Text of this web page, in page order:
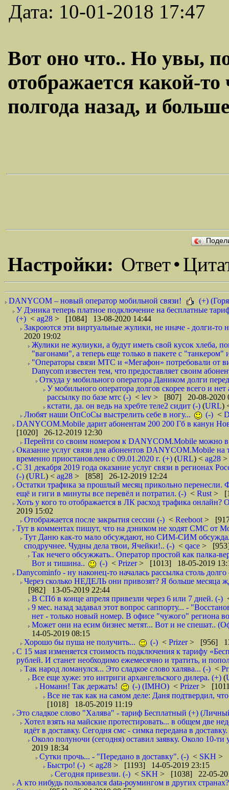
Дата: 10-01-2018 17:47
Вот оно что.. Но увы,
отображается какой-
полгода назад, и
Настройки: Ответ•
DANYCOM – новый оператор мобильной связи!
(+)
У Дэника теперь платное подключение на бесплатные
(+) < ag28 > [1084] 13-08-2020 14:44
Закроются эти виртуальные жулики, не иначе - долги-то
2020 19:02
Жулики не жулиуки, а будут иметь свой кусок хлеба,
"вагонами", а теперь еще только в пакете с
"Операторы связи МТС и «Мегафон» потребовали от
Danycom известен тем, что предоставляет своим
Откуда у мобильного оператора Даником долги
У мобильного оператора долгов скорее всего и
рассылку по базе мтс (-) < lev > [807] 20-08-2020
кстати, да. он ведь на хребте теле2 сидит (-) (URL)
Любят наши ОпСоСы выстрелить себе в ногу...
(-) <
DANYCOM.Mobile дарит абонентам 200 200 Гб в канун
[1020] 26-12-2019 12:30
Перейти со своим номером к DANYCOM.Mobile можно в
Оказание услуг связи для абонентов DANYCOM.Mobile
временно приостановлено с 09.01.2020 г. (+) (URL) < ag28 >
С 31 декабря 2019 года оказание услуг связи в регионах
(-) (URL) < ag28 > [858] 26-12-2019 12:24
Остатки трафика за прошлый месяц прикольно
ещё и гиги в минуты все перевёл и потратил. (-) < Rust >
Хоть у кого то отображается в ЛК расход трафика
2019 15:02
Отображается после закрытия сессии (-) < Reeboot >
Тут в комментах пишут, что на дэником не ходят СМС от
Тут Даню как-то мало обсуждают, но СИМ-СИМ
сподручнее. Чудны дела твои, Ячейки!.. (-) < qace > [953]
Так нечего обсужжать.. Оператор простой как палка-
Вот и тишина..
(-) < Prizer> [1013] 18-05-2019
Danycominfo - ну наконец-то началась рассылка столь
Через сколько НЕДЕЛЬ они привозят? Я больше месяца
[982] 13-05-2019 22:44
В СПб в конце апреля привезли через 6 или 7 дней. (-)
9 мес. назад задавал этот вопрос саппорту... -
нет - только новый номер. В офисе "чужого" региона
Может они на есим бизнес метят... Вот и не спешат..
14-05-2019 08:15
Хорошо бы пуша не получить...
(-) < Prizer> [956]
С 15 мая изменяется стоимость подключения к тарифу
рублей. И станет необходимо ежемесячно и тратить, и
Так народ ломанулся... Это сладкое слово халява... (-) <
Все еще хуже: это интриги архангельского дилера. (+) (
Номанн! Так держать!
(-) (IMHO) < Prizer>
Все не так как на самом деле: Даня подтвердил,
[1018] 18-05-2019 11:19
Это сладкое слово "Халява" - тариф Бесплатный (+)
Хотел взять на майские протестировать... в общем две
идёт в доставку. Сегодня смс - симка передана в
Около полуночи (сегодня) оставил заявку. Около 10-ти
2019 18:34
Сутки прочь... - "Передано в доставку". (-) < SKH >
Быстро! (-) < ag28 > [1193] 14-05-2019 23:15
Сегодня привезли. (-) < SKH > [1038] 22-05-
А кто нибудь пользовался data-роумингом в других